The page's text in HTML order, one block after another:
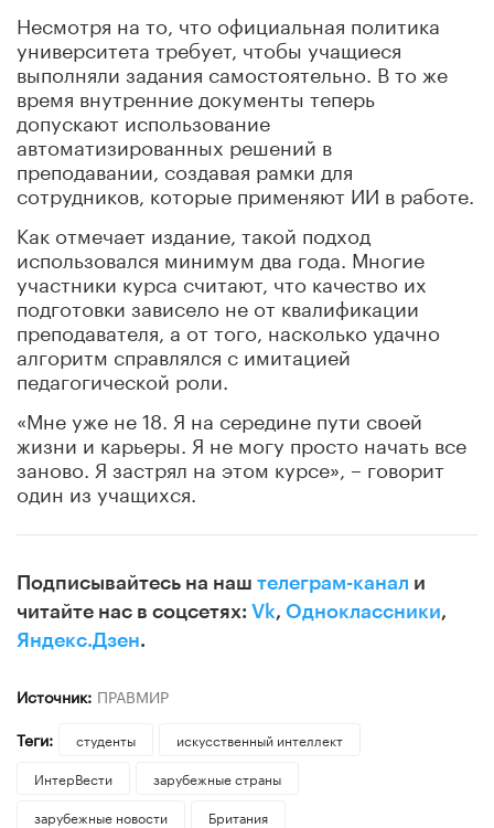
Несмотря на то, что официальная политика
университета требует, чтобы учащиеся
выполняли задания самостоятельно. В то же
время внутренние документы теперь
допускают использование
автоматизированных решений в
преподавании, создавая рамки для
сотрудников, которые применяют ИИ в работе.
Как отмечает издание, такой подход
использовался минимум два года. Многие
участники курса считают, что качество их
подготовки зависело не от квалификации
преподавателя, а от того, насколько удачно
алгоритм справлялся с имитацией
педагогической роли.
«Мне уже не 18. Я на середине пути своей
жизни и карьеры. Я не могу просто начать все
заново. Я застрял на этом курсе», – говорит
один из учащихся.
Подписывайтесь на наш телеграм-канал и
читайте нас в соцсетях: Vk, Одноклассники,
Яндекс.Дзен.
Источник: ПРАВМИР
Теги:
студенты
искусственный интеллект
ИнтерВести
зарубежные страны
зарубежные новости
Британия